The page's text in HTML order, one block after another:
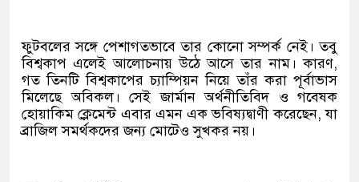
ফুটবলের সঙ্গে পেশাগতভাবে তার কোনো সম্পর্ক নেই। তবু
বিশ্বকাপ এলেই আলোচনায় উঠে আসে তার নাম। কারণ,
গত তিনটি বিশ্বকাপের চ্যাম্পিয়ন নিয়ে তাঁর করা পূর্বাভাস
মিলেছে অবিকল। সেই জার্মান অর্থনীতিবিদ ও গবেষক
হোয়াকিম ক্লেমেন্ট এবার এমন এক ভবিষ্যদ্বাণী করেছেন, যা
ব্রাজিল সমর্থকদের জন্য মোটেও সুখকর নয়।